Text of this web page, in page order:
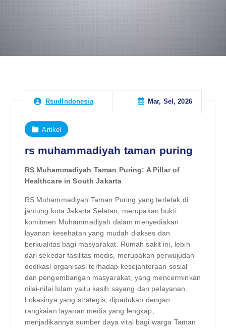
RsudIndonesia Mar, Sel, 2026
Artikel
rs muhammadiyah taman puring
RS Muhammadiyah Taman Puring: A Pillar of
Healthcare in South Jakarta
RS Muhammadiyah Taman Puring yang terletak di
jantung kota Jakarta Selatan, merupakan bukti
komitmen Muhammadiyah dalam menyediakan
layanan kesehatan yang mudah diakses dan
berkualitas bagi masyarakat. Rumah sakit ini, lebih
dari sekedar fasilitas medis, merupakan perwujudan
dedikasi organisasi terhadap kesejahteraan sosial
dan pengembangan masyarakat, yang mencerminkan
nilai-nilai Islam yaitu kasih sayang dan pelayanan.
Lokasinya yang strategis, dipadukan dengan
rangkaian layanan medis yang lengkap,
menjadikannya sumber daya vital bagi warga Taman